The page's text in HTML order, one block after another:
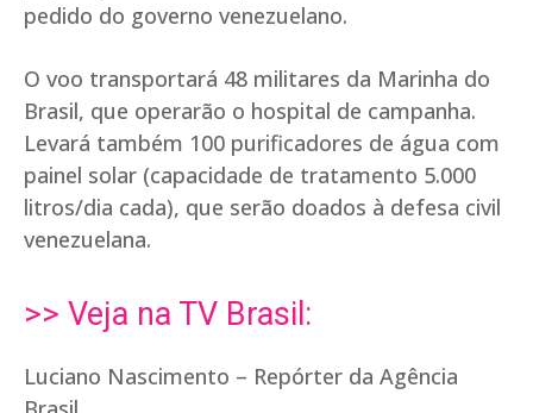
pedido do governo venezuelano.
O voo transportará 48 militares da Marinha do
Brasil, que operarão o hospital de campanha.
Levará também 100 purificadores de água com
painel solar (capacidade de tratamento 5.000
litros/dia cada), que serão doados à defesa civil
venezuelana.
>> Veja na TV Brasil:
Luciano Nascimento – Repórter da Agência